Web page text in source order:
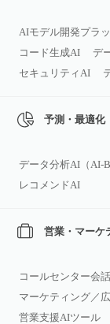
AIモデル開発プラ
コード生成AI
デ
セキュリティAI
予測・最適化
データ分析AI（
レコメンドAI
営業・マーケ
コールセンター会
マーケティング／
営業支援AIツール